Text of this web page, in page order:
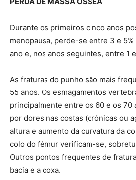
Durante os primeiros cinco anos
menopausa, perde-se entre 3 e 5%
ano e, nos anos seguintes, entre 1
As fraturas do punho são mais
55 anos. Os esmagamentos
principalmente entre os 60 e os 70
por dores nas costas (crónicas ou
altura e aumento da curvatura da
colo do fémur verificam-se,
Outros pontos frequentes de
bacia e a coxa.